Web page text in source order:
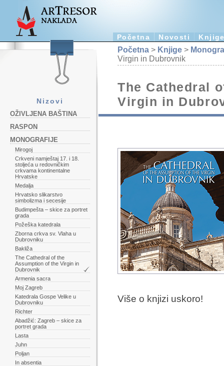
Početna Novosti
Nizovi
OŽIVLJENA BAŠTINA
RASPON
MONOGRAFIJE
Mirogoj
Crkveni namještaj 17. i 18.
stoljeća u redovničkim
crkvama kontinentalne
Hrvatske
Medalja
Hrvatsko slikarstvo
simbolizma i secesije
Budimpešta – skice za portret
grada
Požeška katedrala
Zborna crkva sv. Vlaha u
Dubrovniku
Bakliža
The Cathedral of the
Assumption of the Virgin in
Dubrovnik
Armenia sacra
Moj Zagreb
Katedrala Gospe Velike u
Dubrovniku
Richter
Abadžić: Zagreb – skice za
portret grada
Lasta
Juhn
Poljan
In absentia
Početna > Knjige >
Virgin in Dubrovnik
The Cathedral
Virgin in
Više o knjizi uskoro!